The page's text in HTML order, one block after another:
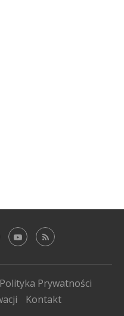
Polityka Prywatności
Kontakt